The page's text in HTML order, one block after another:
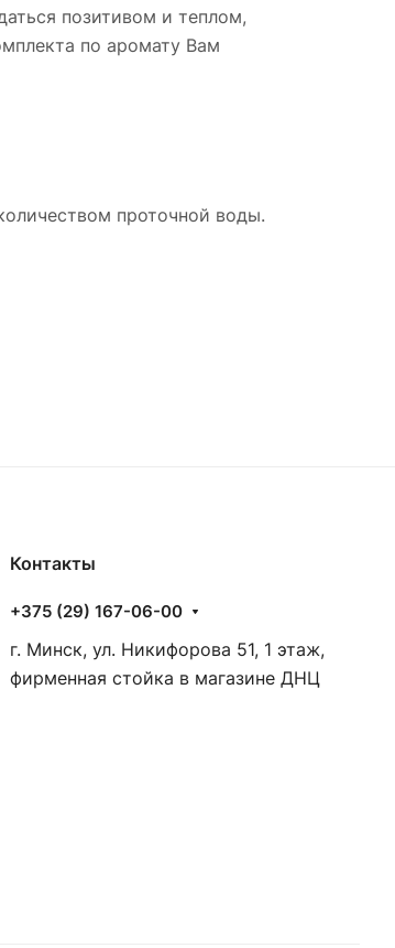
позитивом и теплом,
по аромату Вам
проточной воды.
Контакты
+375 (29) 167-06-00
г. Минск, ул. Никифорова 51, 1 этаж,
фирменная стойка в магазине ДНЦ